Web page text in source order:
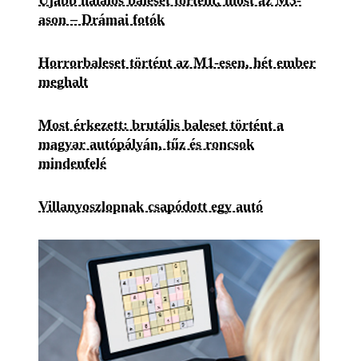
ason – Drámai fotók
Horrorbaleset történt az M1-esen, hét ember
meghalt
Most érkezett: brutális baleset történt a
magyar autópályán, tűz és roncsok
mindenfelé
Villanyoszlopnak csapódott egy autó